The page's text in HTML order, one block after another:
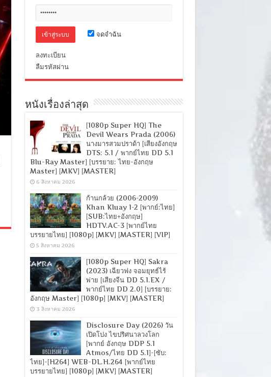
จดจำฉัน
ลงทะเบียน
ลืมรหัสผ่าน
หนังเรื่องล่าสุด
[1080p Super HQ] The
Devil Wears Prada (2006)
นางมารสวมปราด้า [เสียงอังกฤษ
DTS: 5.1 / พากย์ไทย DD 5.1
Blu-Ray Master] [บรรยาย: ไทย-อังกฤษ
Master] [MKV] [MASTER]
6 สิงหาคม 2026
ก้านกล้วย (2006-2009)
Khan Kluay 1-2 [พากย์:ไทย]
[SUB:ไทย+อังกฤษ]
HDTV.AC-3 [พากย์ไทย
บรรยายไทย] [1080p] [MKV] [MASTER] [VIP]
5 สิงหาคม 2026
[1080p Super HQ] Sakra
(2023) เฉียวฟง จอมยุทธ์ไร้
พ่าย [เสียงจีน DD 5.1.EX /
พากย์ไทย DD 2.0] [บรรยาย:
อังกฤษ Master] [1080p] [MKV] [MASTER]
3 สิงหาคม 2026
Disclosure Day (2026) วัน
เปิดโปง ไขปริศนาลวงโลก
[พากย์ อังกฤษ DDP 5.1
Atmos/ไทย DD 5.1]-[ซับ:
ไทย]-[H264] WEB-DL.H.264 [พากย์ไทย
บรรยายไทย] [1080p] [MKV] [MASTER]